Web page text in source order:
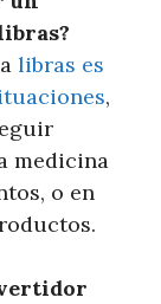
libras es
,
medicina
o en